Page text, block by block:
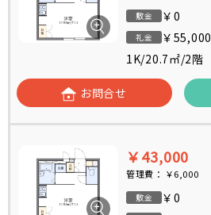
敷金 ￥0
礼金
￥55,000
1K/20.7㎡/2階
お問合せ
￥43,000
管理費： ￥6,000
敷金 ￥0